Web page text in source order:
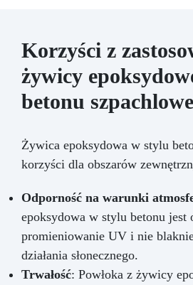
Korzyści z
żywicy
betonu
Żywica epoksydowa w stylu
korzyści dla obszarów
Odporność na warunki
epoksydowa w stylu betonu jest
promieniowanie UV i nie
działania słonecznego.
Trwałość: Powłoka z żywicy